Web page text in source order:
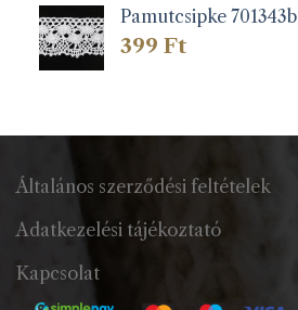
Pamutcsipke 701343b
399 Ft
Általános szerződési feltételek
Adatkezelési tájékoztató
Kapcsolat